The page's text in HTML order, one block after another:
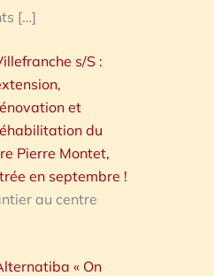
[…]
s/S :
et
du
Pierre Montet,
en septembre !
au centre
« On